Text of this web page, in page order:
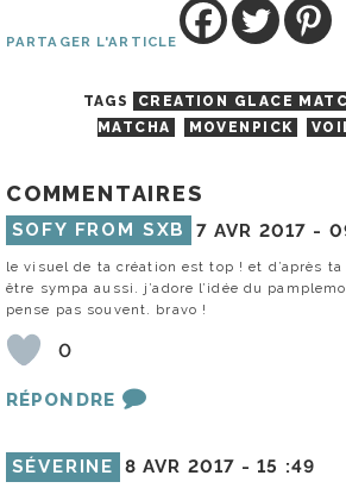
PARTAGER L'ARTICLE
TAGS CREATION GLACE
MATCHA
MOVENPICK
COMMENTAIRES
SOFY FROM SXB 7 AVR 2017 -
le visuel de ta création est top ! et d’après
être sympa aussi. j’adore l’idée du
pense pas souvent. bravo !
0
RÉPONDRE
SÉVERINE 8 AVR 2017 -15 :49